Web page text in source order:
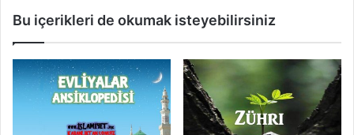
â
Bu içerikleri de okumak isteyebilirsiniz